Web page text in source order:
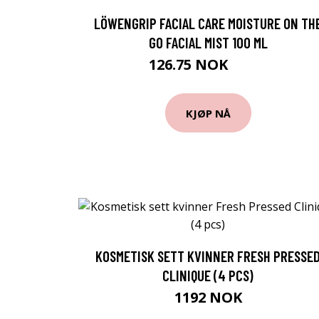
LÖWENGRIP FACIAL CARE MOISTURE ON
GO FACIAL MIST 100 ML
126.75 NOK
KJØP NÅ
KOSMETISK SETT KVINNER FRESH
CLINIQUE (4 PCS)
1192 NOK